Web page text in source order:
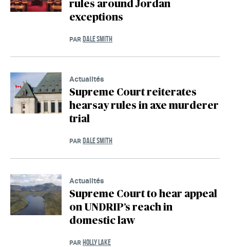
rules around Jordan
exceptions
PAR DALE SMITH
Actualités
Supreme Court reiterates
hearsay rules in axe murderer
trial
PAR DALE SMITH
Actualités
Supreme Court to hear appeal
on UNDRIP’s reach in
domestic law
PAR HOLLY LAKE